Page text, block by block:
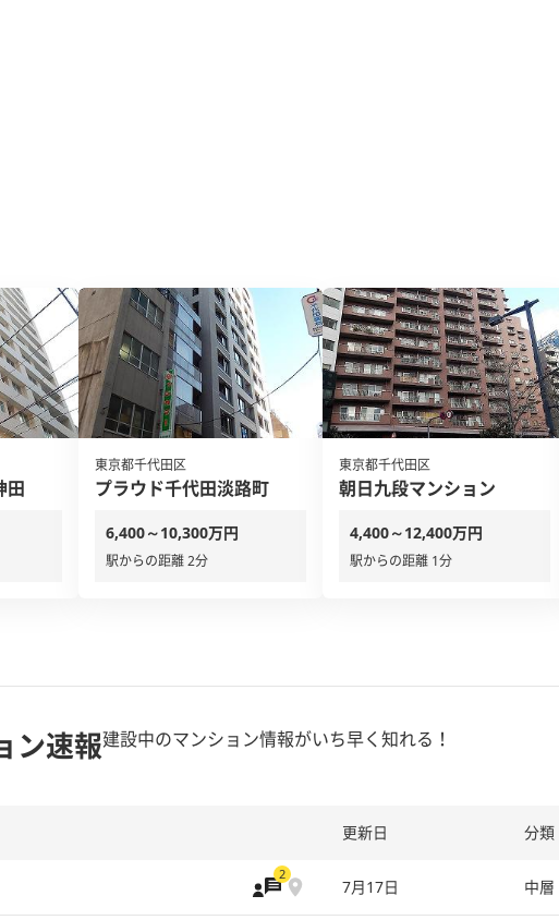
田
東京都千代田区
プラウド千代田淡路町
6,400～10,300万円
駅からの距離 2分
東京都千代田区
朝日九段マンション
4,400～12,400万円
駅からの距離 1分
ン速報建設中のマンション情報がいち早く知れる！
更新日 分類
2
7月17日 中層